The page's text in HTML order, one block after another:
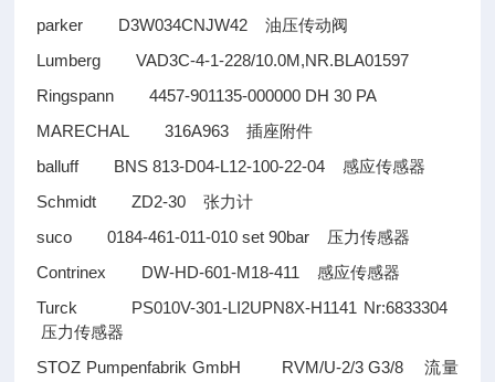
parker D3W034CNJW42油压传动阀
Lumberg VAD3C-4-1-228/10.0M,NR.BLA01597
Ringspann 4457-901135-000000 DH 30 PA
MARECHAL 316A963插座附件
balluff BNS 813-D04-L12-100-22-04感应传感器
Schmidt ZD2-30张力计
suco 0184-461-011-010 set 90bar 压力传感器
Contrinex DW-HD-601-M18-411感应传感器
Turck PS010V-301-LI2UPN8X-H1141 Nr:6833304
压力传感器
STOZ Pumpenfabrik GmbH RVM/U-2/3 G3/8 流量